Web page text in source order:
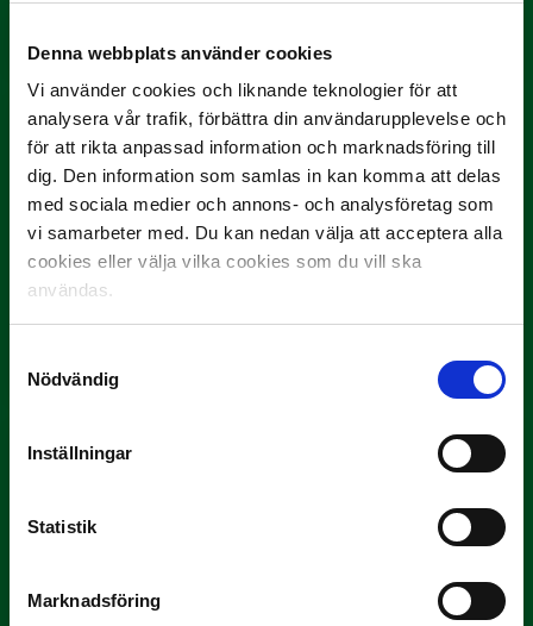
Denna webbplats använder cookies
Vi använder cookies och liknande teknologier för att
analysera vår trafik, förbättra din användarupplevelse och
för att rikta anpassad information och marknadsföring till
dig. Den information som samlas in kan komma att delas
med sociala medier och annons- och analysföretag som
vi samarbeter med. Du kan nedan välja att acceptera alla
cookies eller välja vilka cookies som du vill ska
användas.
Nödvändig
Inställningar
Statistik
Marknadsföring
3 JULI
Rösta på Månadens Tränare i juni